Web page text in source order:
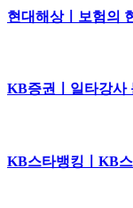
현대해상ㅣ보험의
KB증권ㅣ일타강사
KB스타뱅킹ㅣKB